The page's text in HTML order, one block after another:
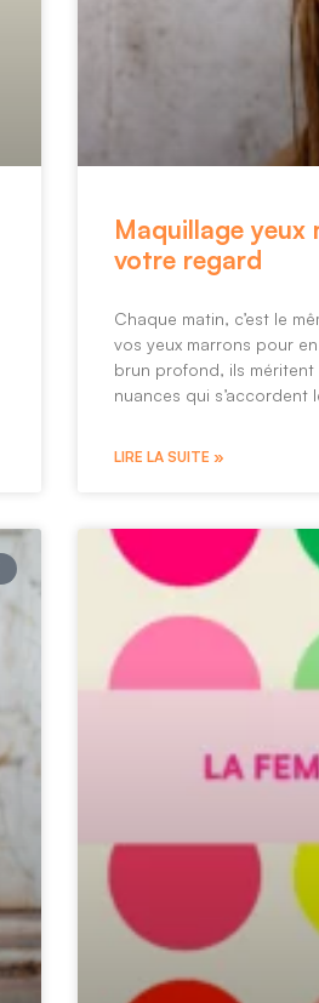
Maquillage
votre regard
Chaque matin, c’est le
vos yeux marrons pour
brun profond, ils méritent
nuances qui s’accordent
LIRE LA SUITE »